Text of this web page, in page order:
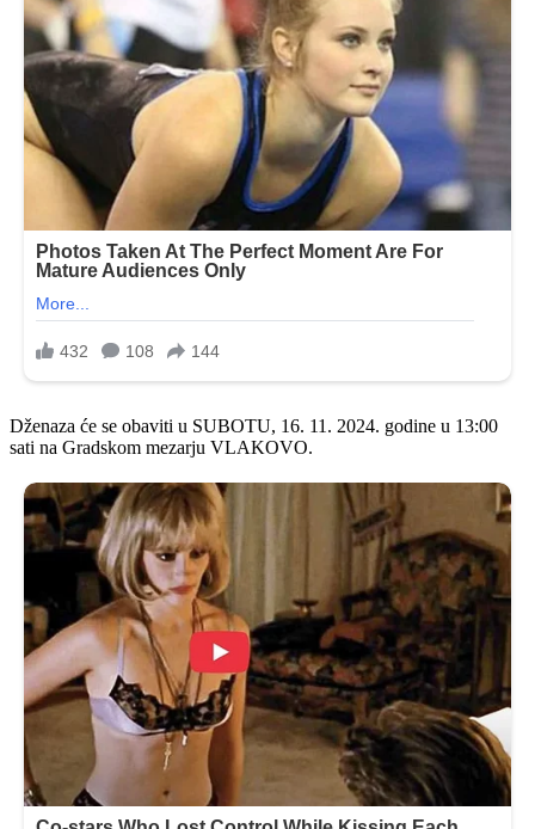
Dženaza će se obaviti u SUBOTU, 16. 11. 2024. godine u 13:00
sati na Gradskom mezarju VLAKOVO.